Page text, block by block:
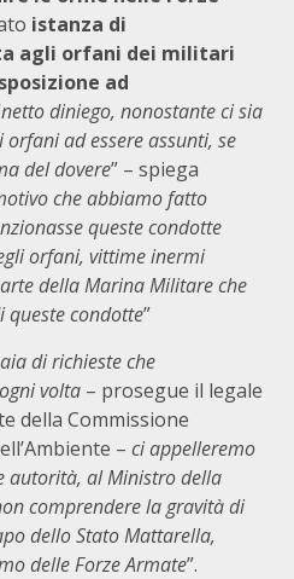
istanza di
agli orfani dei militari
ad
netto diniego, nonostante ci sia
ad essere assunti, se
del dovere” – spiega
che abbiamo fatto
queste condotte
orfani, vittime inermi
della Marina Militare che
queste condotte”
di richieste che
volta – prosegue il legale
della Commissione
– ci appelleremo
autorità, al Ministro della
comprendere la gravità di
dello Stato Mattarella,
delle Forze Armate”.